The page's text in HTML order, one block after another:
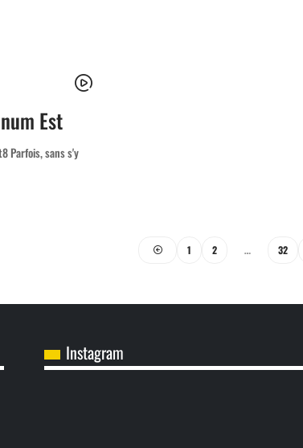
Est
Parfois, sans s'y
1 2 … 32
Instagram